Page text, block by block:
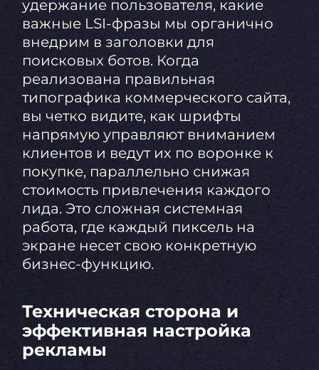
удержание пользователя, какие
важные LSI-фразы мы органично
внедрим в заголовки для
поисковых ботов. Когда
реализована правильная
типографика коммерческого сайта,
вы четко видите, как шрифты
напрямую управляют вниманием
клиентов и ведут их по воронке к
покупке, параллельно снижая
стоимость привлечения каждого
лида. Это сложная системная
работа, где каждый пиксель на
экране несет свою конкретную
бизнес-функцию.
Техническая сторона и
эффективная настройка
рекламы